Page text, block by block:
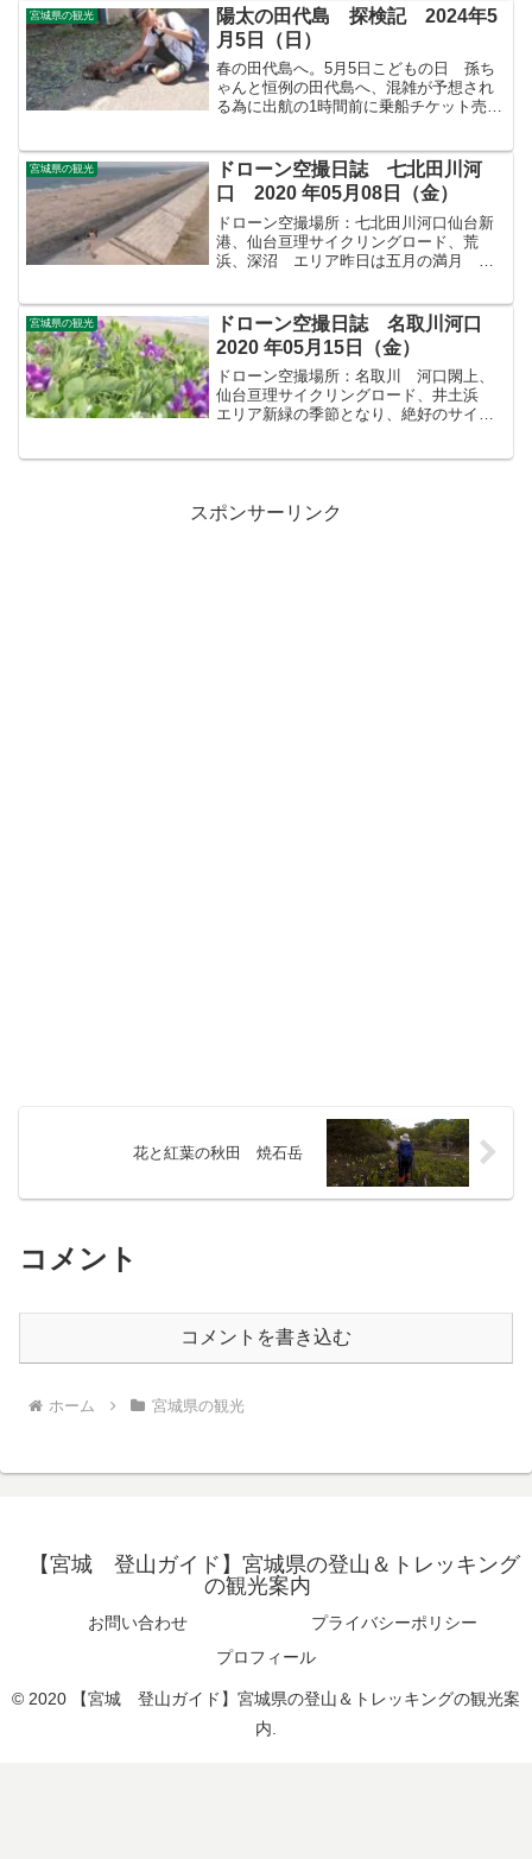
購入した『デジタルカメラ FX-
XP120Y』で水中...
宮城県の観光
陽太の田代島 探検記 2024年5
月5日（日）
春の田代島へ。5月5日こどもの日 孫ち
ゃんと恒例の田代島へ、混雑が予想され
る為に出航の1時間前に乗船チケット売り
宮城県の観光
ドローン空撮日誌 七北田川河
口 2020 年05月08日（金）
ドローン空撮場所：七北田川河口仙台新
港、仙台亘理サイクリングロード、荒
浜、深沼 エリア昨日は五月の満月 フ
河口左側は立ち入り禁止だが河口右側は
工事も終了し、巨大防波堤沿...
宮城県の観光
ドローン空撮日誌 名取川河口
2020 年05月15日（金）
ドローン空撮場所：名取川 河口閖上、
仙台亘理サイクリングロード、井土浜
エリア新緑の季節となり、絶好のサイク
スポンサーリンク
花と紅葉の秋田 焼石岳
コメント
コメントを書き込む
ホーム 宮城県の観光
【宮城 登山ガイド】宮城県の登山＆トレッキング
の観光案内
お問い合わせ
プライバシーポリシー
プロフィール
© 2020 【宮城 登山ガイド】宮城県の登山＆トレッキングの観光案
内.